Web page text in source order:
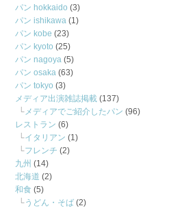
パン hokkaido (3)
パン ishikawa (1)
パン kobe (23)
パン kyoto (25)
パン nagoya (5)
パン osaka (63)
パン tokyo (3)
メディア出演雑誌掲載 (137)
メディアでご紹介したパン (96)
レストラン (6)
イタリアン (1)
フレンチ (2)
九州 (14)
北海道 (2)
和食 (5)
うどん・そば (2)